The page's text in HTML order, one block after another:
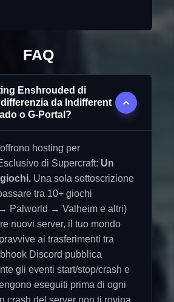
FAQ
Enshrouded di
da Indifferent
o G-Portal?
hosting per
di Supercraft: Un
Una sola sottoscrizione
tra 10+ giochi
Palworld → Valheim e altri)
nuovi server, il tuo mondo
ai trasferimenti tra
Discord pubblica
gli eventi start/stop/crash e
eseguiti prima di ogni